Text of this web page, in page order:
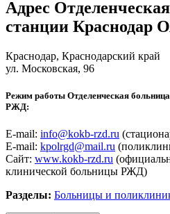
Адрес
станции
Краснодар, Краснодарский край
ул. Московская, 96
Режим работы Отделенческая
РЖД:
E-mail: info@kokb-rzd.ru
E-mail: kpolrgd@mail.ru
Сайт: www.kokb-rzd.ru
клинической больницы РЖД)
Разделы: Больницы и